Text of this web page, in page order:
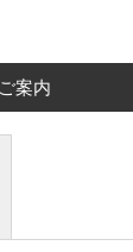
案内